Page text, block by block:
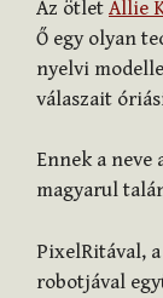
Az ötlet Allie
Ő egy olyan
nyelvi
válaszait
Ennek a neve
magyarul
PixelRitával,
robotjával